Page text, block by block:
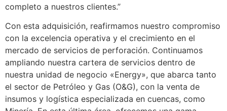
completo a nuestros clientes.”
Con esta adquisición, reafirmamos nuestro compromiso
con la excelencia operativa y el crecimiento en el
mercado de servicios de perforación. Continuamos
ampliando nuestra cartera de servicios dentro de
nuestra unidad de negocio «Energy», que abarca tanto
el sector de Petróleo y Gas (O&G), con la venta de
insumos y logística especializada en cuencas, como